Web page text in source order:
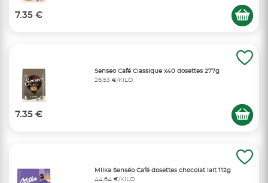
7.35 €
Senseo Café Classique x40 dosettes 277g
26,53 €/KILO
7.35 €
Milka Senséo Café dosettes chocolat lait 112g
44,64 €/KILO